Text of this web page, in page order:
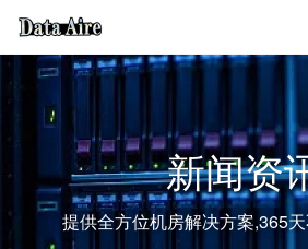
新闻资
提供全方位机房解决方案,365